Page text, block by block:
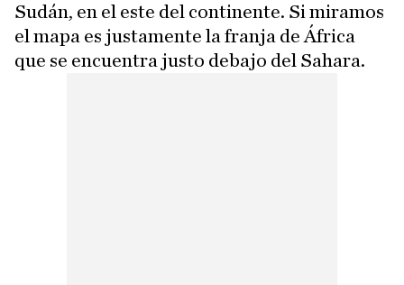
Sudán, en el este del continente. Si miramos
el mapa es justamente la franja de África
que se encuentra justo debajo del Sahara.